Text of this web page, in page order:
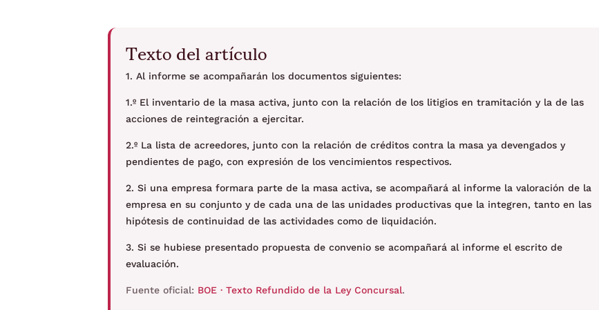
Texto del artículo
1. Al informe se acompañarán los documentos siguientes:
1.º El inventario de la masa activa, junto con la relación de los litigios en tramitación y la de las
acciones de reintegración a ejercitar.
2.º La lista de acreedores, junto con la relación de créditos contra la masa ya devengados y
pendientes de pago, con expresión de los vencimientos respectivos.
2. Si una empresa formara parte de la masa activa, se acompañará al informe la valoración de la
empresa en su conjunto y de cada una de las unidades productivas que la integren, tanto en las
hipótesis de continuidad de las actividades como de liquidación.
3. Si se hubiese presentado propuesta de convenio se acompañará al informe el escrito de
evaluación.
Fuente oficial: BOE · Texto Refundido de la Ley Concursal.